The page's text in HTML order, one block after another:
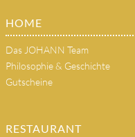
HOME
Das JOHANN Team
Philosophie & Geschichte
Gutscheine
RESTAURANT